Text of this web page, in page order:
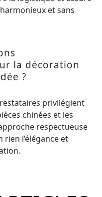
et sans
la décoration
?
privilégient
chinées et les
respectueuse
rien l’élégance et